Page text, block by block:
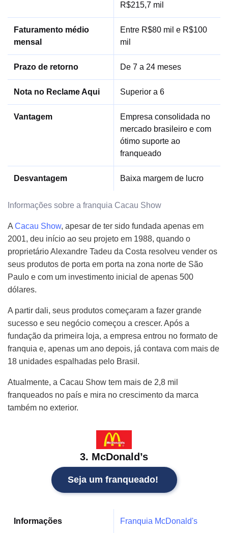
R$215,7 mil
Faturamento médio
mensal
Entre R$80 mil e R$100
mil
Prazo de retorno De 7 a 24 meses
Nota no Reclame Aqui Superior a 6
Vantagem
Empresa consolidada no
mercado brasileiro e com
ótimo suporte ao
franqueado
Desvantagem Baixa margem de lucro
Informações sobre a franquia Cacau Show
A Cacau Show, apesar de ter sido fundada apenas em
2001, deu início ao seu projeto em 1988, quando o
proprietário Alexandre Tadeu da Costa resolveu vender os
seus produtos de porta em porta na zona norte de São
Paulo e com um investimento inicial de apenas 500
dólares.
A partir dali, seus produtos começaram a fazer grande
sucesso e seu negócio começou a crescer. Após a
fundação da primeira loja, a empresa entrou no formato de
franquia e, apenas um ano depois, já contava com mais de
18 unidades espalhadas pelo Brasil.
Atualmente, a Cacau Show tem mais de 2,8 mil
franqueados no país e mira no crescimento da marca
também no exterior.
3. McDonald’s
Seja um franqueado!
Informações Franquia McDonald's